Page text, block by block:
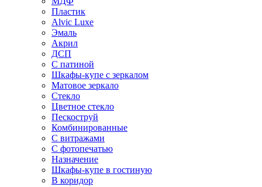
Пластик
Alvic Luxe
Эмаль
Акрил
ДСП
С патиной
Шкафы-купе с зеркалом
Матовое зеркало
Стекло
Цветное стекло
Пескоструй
Комбинированные
С витражами
С фотопечатью
Назначение
Шкафы-купе в гостиную
В коридор